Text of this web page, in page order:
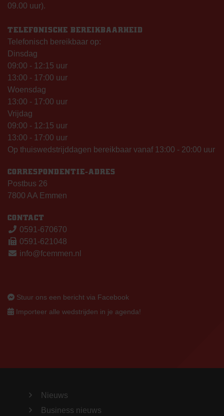
09.00 uur).
TELEFONISCHE BEREIKBAARHEID
Telefonisch bereikbaar op:
Dinsdag
09:00 - 12:15 uur
13:00 - 17:00 uur
Woensdag
13:00 - 17:00 uur
Vrijdag
09:00 - 12:15 uur
13:00 - 17:00 uur
Op thuiswedstrijddagen bereikbaar vanaf 13:00 - 20:00 uur
CORRESPONDENTIE-ADRES
Postbus 26
7800 AA Emmen
CONTACT
0591-670670
0591-621048
info@fcemmen.nl
Stuur ons een bericht via Facebook
Importeer alle wedstrijden in je agenda!
Nieuws
Business nieuws